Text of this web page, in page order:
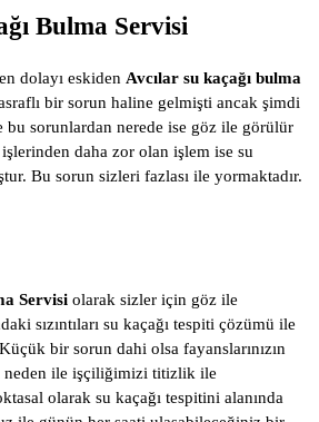
Bulma Servisi
dolayı eskiden Avcılar su kaçağı bulma
bir sorun haline gelmişti ancak şimdi
sorunlardan nerede ise göz ile görülür
işlerinden daha zor olan işlem ise su
Bu sorun sizleri fazlası ile yormaktadır.
Servisi olarak sizler için göz ile
sızıntıları su kaçağı tespiti çözümü ile
bir sorun dahi olsa fayanslarınızın
neden ile işçiliğimizi titizlik ile
olarak su kaçağı tespitini alanında